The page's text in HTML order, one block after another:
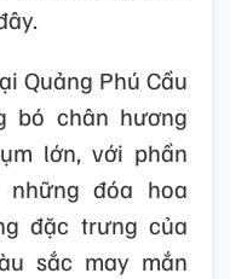
Quảng Phú Cầu
bó chân hương
lớn, với phần
đóa hoa
đặc trưng của
sắc may mắn